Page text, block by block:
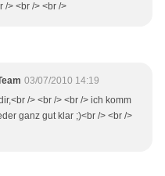
/> <br /> <br />
03/07/2010 14:19
/> <br /> <br /> ich komm
ganz gut klar ;)<br /> <br />